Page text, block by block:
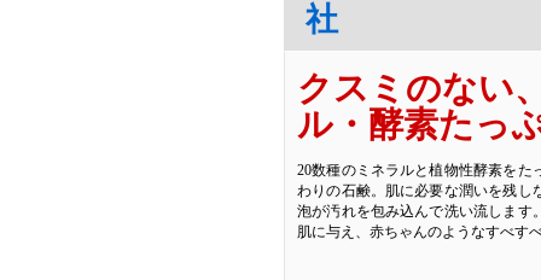
社
クスミのない
ル・酵素たっ
20数種のミネラルと植物性酵素を
わりの石鹸。肌に必要な潤いを残し
泡が汚れを包み込んで洗い流します
肌に与え、赤ちゃんのようなすべす